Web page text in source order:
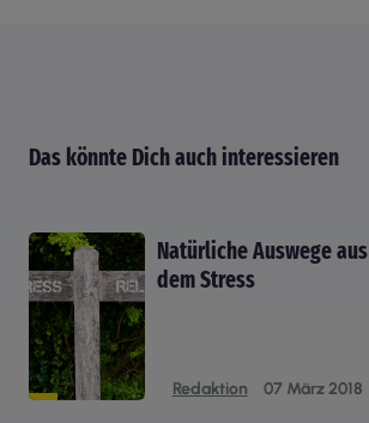
Das könnte Dich auch interessieren
Natürliche Auswege aus
dem Stress
Redaktion 07 März 2018